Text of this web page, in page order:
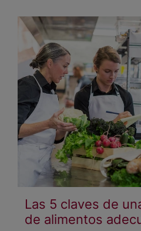
Las 5 claves de
de alimentos